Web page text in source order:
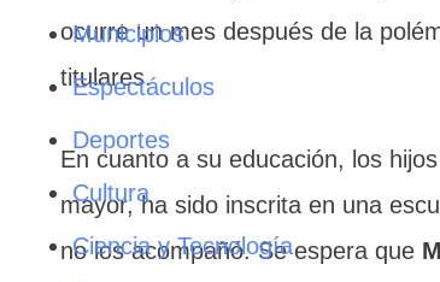
Municipios
Espectáculos
Deportes
Cultura
Ciencia y Tecnología
ocurre un mes después de la
titulares.
En cuanto a su educación, los
mayor, ha sido inscrita en una
no los acompañó. Se espera que